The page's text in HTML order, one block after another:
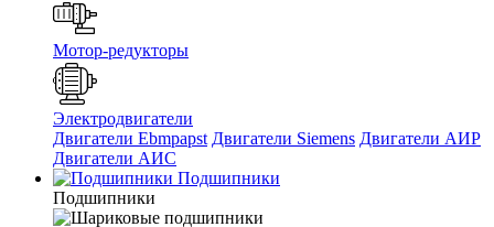
Мотор-редукторы
Электродвигатели
Двигатели Ebmpapst Двигатели Siemens Двигатели АИР
Двигатели АИС
Подшипники
Подшипники